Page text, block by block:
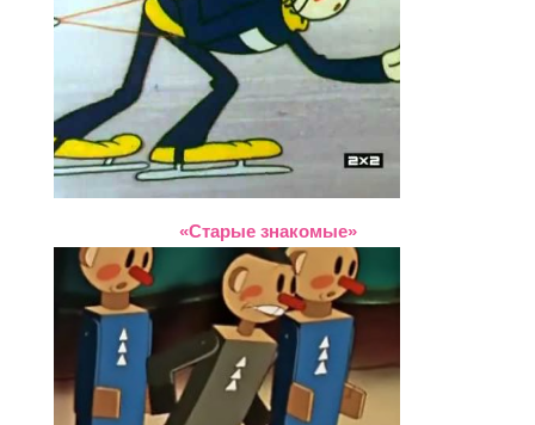
«Старые знакомые»